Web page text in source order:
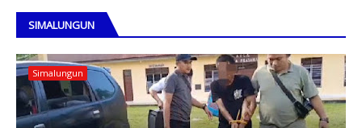
SIMALUNGUN
Simalungun